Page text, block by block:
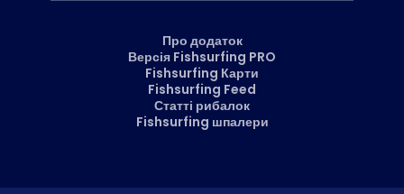
Про додаток
Версія Fishsurfing PRO
Fishsurfing Карти
Fishsurfing Feed
Статті рибалок
Fishsurfing шпалери